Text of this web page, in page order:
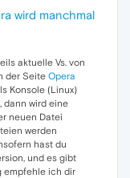
wird manchmal
aktuelle Vs. von
der Seite Opera
Konsole (Linux)
dann wird eine
neuen Datei
werden
hast du
und es gibt
empfehle ich dir